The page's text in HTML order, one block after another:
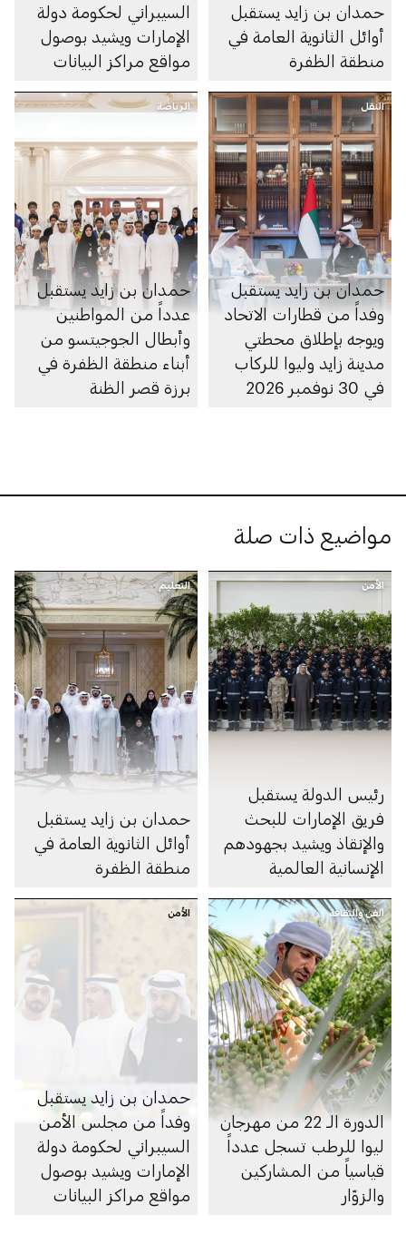
حمدان بن زايد يستقبل
أوائل الثانوية العامة في
منطقة الظفرة
السيبراني لحكومة دولة
الإمارات ويشيد بوصول
مواقع مراكز البيانات
إلى منطقة الظفرة
النقل
حمدان بن زايد يستقبل
وفداً من قطارات الاتحاد
ويوجه بإطلاق محطتي
مدينة زايد وليوا للركاب
في 30 نوفمبر 2026
الرياضة
حمدان بن زايد يستقبل
عدداً من المواطنين
وأبطال الجوجيتسو من
أبناء منطقة الظفرة في
برزة قصر الظنة
مواضيع ذات صلة
الأمن
رئيس الدولة يستقبل
فريق الإمارات للبحث
والإنقاذ ويشيد بجهودهم
الإنسانية العالمية
التعليم
حمدان بن زايد يستقبل
أوائل الثانوية العامة في
منطقة الظفرة
الفن والثقافة
الدورة الـ 22 من مهرجان
ليوا للرطب تسجل عدداً
قياسياً من المشاركين
والزوّار
الأمن
حمدان بن زايد يستقبل
وفداً من مجلس الأمن
السيبراني لحكومة دولة
الإمارات ويشيد بوصول
مواقع مراكز البيانات